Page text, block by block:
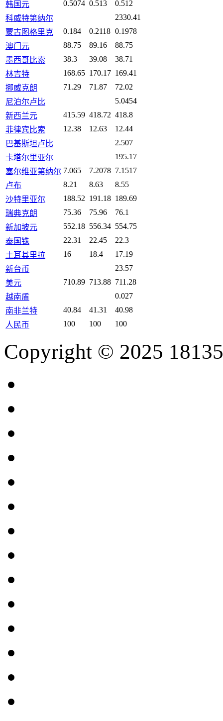
韩国元 0.5074 0.513
0.512
科威特第纳尔
2330.41
蒙古图格里克
0.184 0.2118 0.1978
澳门元
88.75 89.16
88.75
墨西哥比索
38.3 39.08
38.71
林吉特
168.65 170.17 169.41
挪威克朗
71.29 71.87
72.02
尼泊尔卢比
5.0454
新西兰元
415.59 418.72 418.8
菲律宾比索
12.38 12.63
12.44
巴基斯坦卢比
2.507
卡塔尔里亚尔
195.17
塞尔维亚第纳尔 7.065 7.2078 7.1517
卢布
8.21 8.63
8.55
沙特里亚尔
188.52 191.18 189.69
瑞典克朗
75.36 75.96
76.1
新加坡元
552.18 556.34 554.75
泰国铢
22.31 22.45
22.3
土耳其里拉
16 18.4
17.19
新台币
23.57
美元
710.89 713.88 711.28
越南盾
0.027
南非兰特
40.84 41.31
40.98
人民币
100 100 100
Copyright © 2025